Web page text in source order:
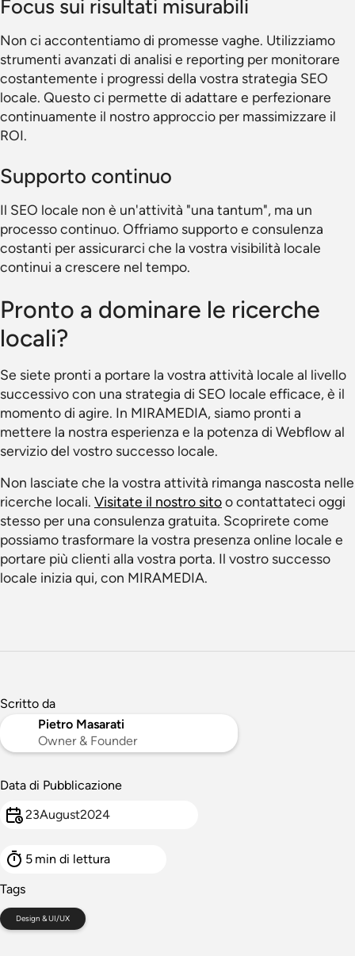
Focus sui risultati misurabili
Non ci accontentiamo di promesse vaghe. Utilizziamo
strumenti avanzati di analisi e reporting per monitorare
costantemente i progressi della vostra strategia SEO
locale. Questo ci permette di adattare e perfezionare
continuamente il nostro approccio per massimizzare il
ROI.
Supporto continuo
Il SEO locale non è un'attività "una tantum", ma un
processo continuo. Offriamo supporto e consulenza
costanti per assicurarci che la vostra visibilità locale
continui a crescere nel tempo.
Pronto a dominare le ricerche
locali?
Se siete pronti a portare la vostra attività locale al livello
successivo con una strategia di SEO locale efficace, è il
momento di agire. In MIRAMEDIA, siamo pronti a
mettere la nostra esperienza e la potenza di Webflow al
servizio del vostro successo locale.
Non lasciate che la vostra attività rimanga nascosta nelle
ricerche locali. Visitate il nostro sitoo contattateci oggi
stesso per una consulenza gratuita. Scoprirete come
possiamo trasformare la vostra presenza online locale e
portare più clienti alla vostra porta. Il vostro successo
locale inizia qui, con MIRAMEDIA.
Scritto da
Pietro Masarati
Owner & Founder
Data di Pubblicazione
23August2024
5 min di lettura
Tags
Design & UI/UX